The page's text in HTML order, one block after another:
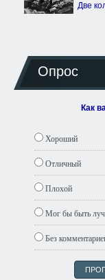
Две
Опрос
Как
Хороший
Отличный
Плохой
Мог бы быть
Без